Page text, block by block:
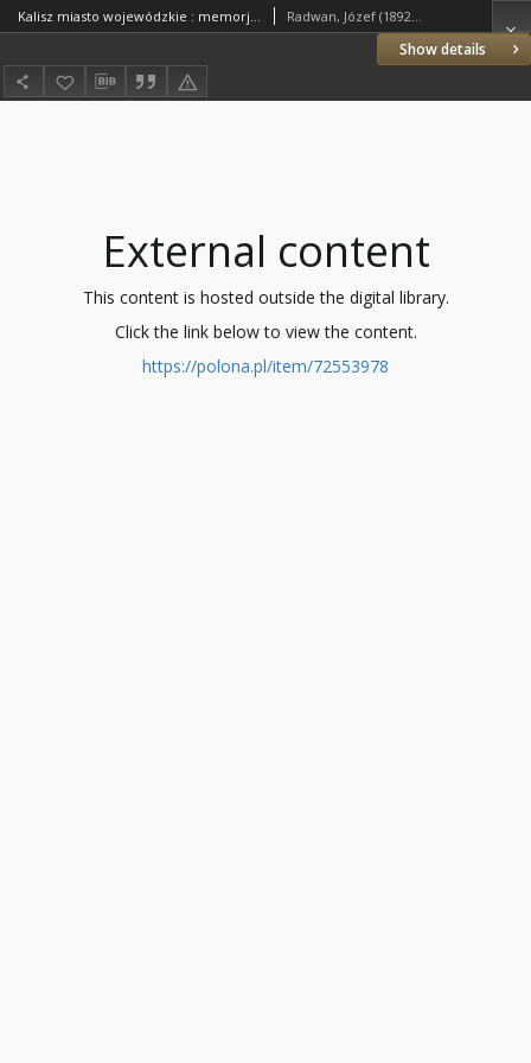
Show details
Kalisz miasto wojewódzkie : memorjał opracowany przez członka Rady Miejskiej Józefa Radwana, w sprawie wskrzeszenia województwa kaliskiego Radwan, Józef (1892–1945)
External content
This content is hosted outside the digital library.
Click the link below to view the content.
https://polona.pl/item/72553978